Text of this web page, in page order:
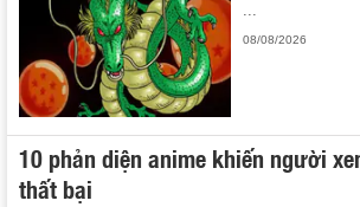
...
08/08/2026
10 phản diện anime khiến người
thất bại